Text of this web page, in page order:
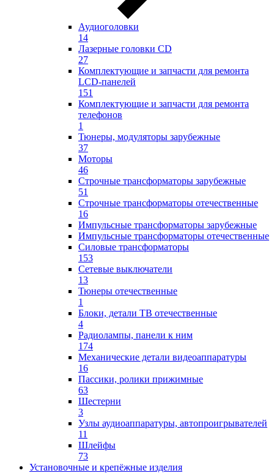
Аудиоголовки
14
Лазерные головки CD
27
Комплектующие и запчасти для ремонта
LCD-панелей
151
Комплектующие и запчасти для ремонта
телефонов
1
Тюнеры, модуляторы зарубежные
37
Моторы
46
Строчные трансформаторы зарубежные
51
Строчные трансформаторы отечественные
16
Импульсные трансформаторы зарубежные
Импульсные трансформаторы отечественные
Силовые трансформаторы
153
Сетевые выключатели
13
Тюнеры отечественные
1
Блоки, детали ТВ отечественные
4
Радиолампы, панели к ним
174
Механические детали видеоаппаратуры
16
Пассики, ролики прижимные
63
Шестерни
3
Узлы аудиоаппаратуры, автопроигрывателей
11
Шлейфы
73
Установочные и крепёжные изделия